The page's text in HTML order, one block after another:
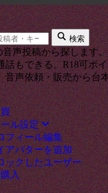
検索
音声投稿から探します。
話もできる、R18可ボ
音声依頼・販売から台
ル設定
フィール編集
アバターを追加
ックしたユーザー
入